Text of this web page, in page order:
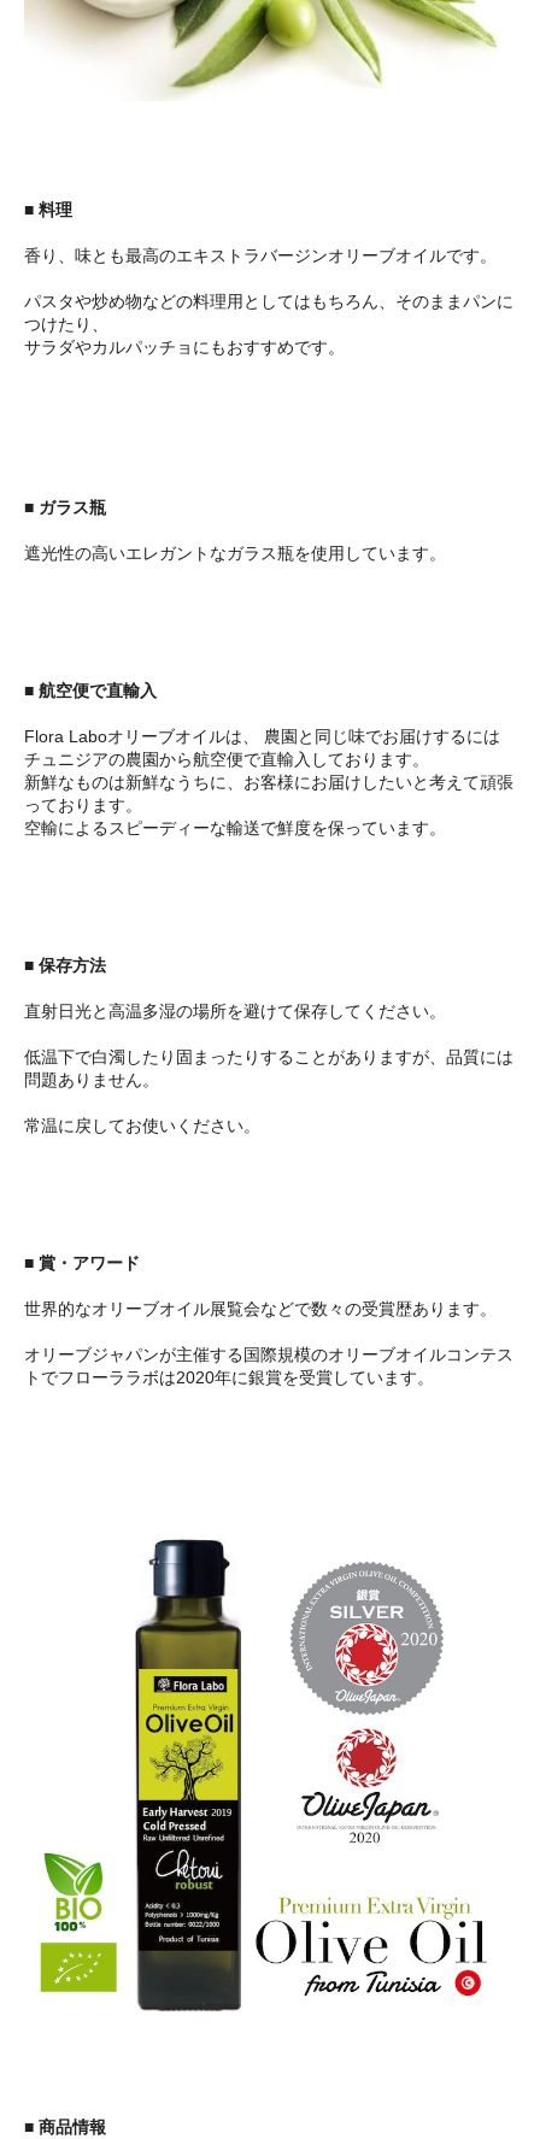
■ 料理
香り、味とも最高のエキストラバージンオリーブオイルです。
パスタや炒め物などの料理用としてはもちろん、そのままパンに
つけたり、
サラダやカルパッチョにもおすすめです。
■ ガラス瓶
遮光性の高いエレガントなガラス瓶を使用しています。
■ 航空便で直輸入
Flora Laboオリーブオイルは、 農園と同じ味でお届けするには
チュニジアの農園から航空便で直輸入しております。
新鮮なものは新鮮なうちに、お客様にお届けしたいと考えて頑張
っております。
空輸によるスピーディーな輸送で鮮度を保っています。
■ 保存方法
直射日光と高温多湿の場所を避けて保存してください。
低温下で白濁したり固まったりすることがありますが、品質には
問題ありません。
常温に戻してお使いください。
■ 賞・アワード
世界的なオリーブオイル展覧会などで数々の受賞歴あります。
オリーブジャパンが主催する国際規模のオリーブオイルコンテス
トでフローララボは2020年に銀賞を受賞しています。
■ 商品情報